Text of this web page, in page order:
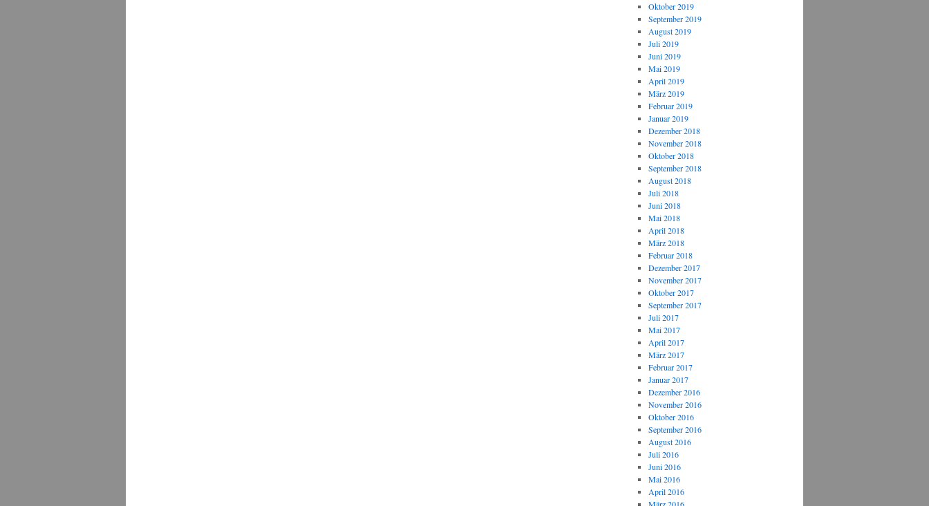
Oktober 2019
September 2019
August 2019
Juli 2019
Juni 2019
Mai 2019
April 2019
März 2019
Februar 2019
Januar 2019
Dezember 2018
November 2018
Oktober 2018
September 2018
August 2018
Juli 2018
Juni 2018
Mai 2018
April 2018
März 2018
Februar 2018
Dezember 2017
November 2017
Oktober 2017
September 2017
Juli 2017
Mai 2017
April 2017
März 2017
Februar 2017
Januar 2017
Dezember 2016
November 2016
Oktober 2016
September 2016
August 2016
Juli 2016
Juni 2016
Mai 2016
April 2016